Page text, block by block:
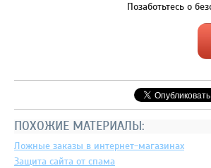
Позаботьтесь о
ПОХОЖИЕ МАТЕРИАЛЫ:
Ложные заказы в интернет-магазинах
Защита сайта от спама